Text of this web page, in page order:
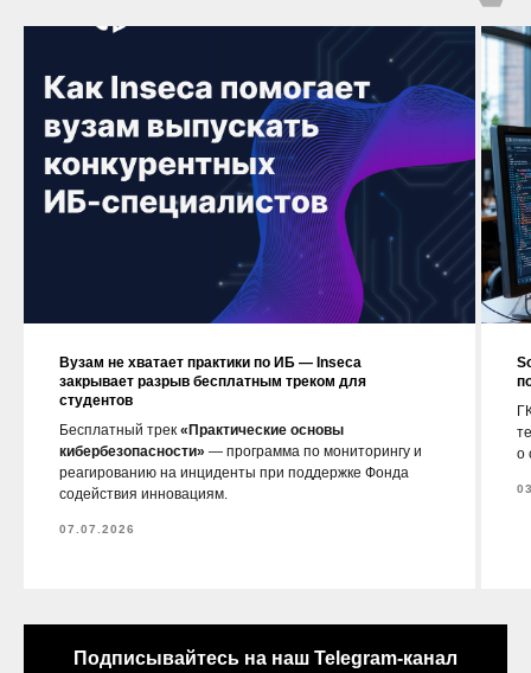
Вузам не хватает практики по ИБ — Inseca
закрывает разрыв бесплатным треком для
студентов
Бесплатный трек «Практические основы
кибербезопасности» — программа по мониторингу и
реагированию на инциденты при поддержке Фонда
содействия инновациям.
07.07.2026
о
Подписывайтесь на наш Telegram-канал